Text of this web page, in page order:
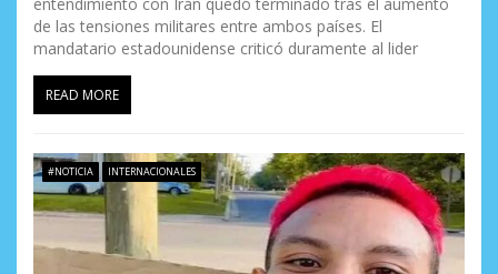
de las tensiones militares entre ambos países. El
mandatario estadounidense criticó duramente al lider
READ MORE
#NOTICIA INTERNACIONALES